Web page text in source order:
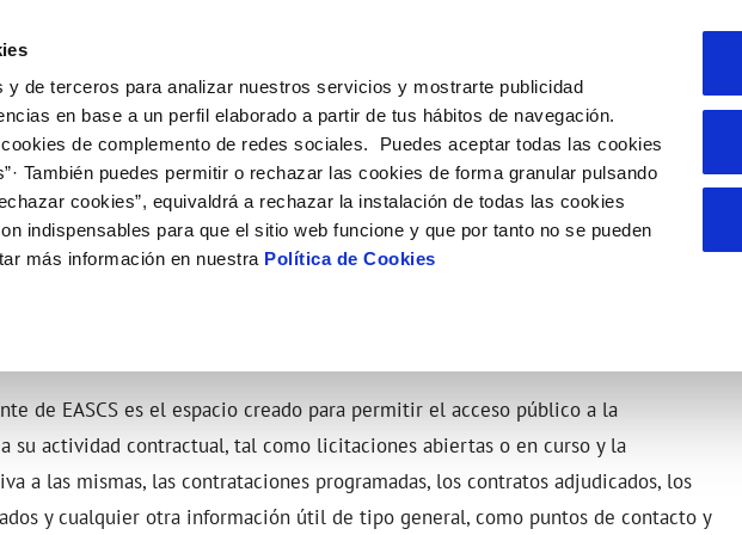
y de terceros para analizar nuestros servicios y mostrarte publicidad
en base a un perfil elaborado a partir de tus hábitos de navegación.
de complemento de redes sociales. Puedes aceptar todas las cookies
También puedes permitir o rechazar las cookies de forma granular pulsando
cookies”, equivaldrá a rechazar la instalación de todas las cookies
indispensables para que el sitio web funcione y que por tanto no se pueden
más información en nuestra Política de Cookies
de suministro
de suministro
MODIFICACIÓN DE DATOS
Actualizar datos bancarios
Actualizar datos de domicilio
VER TODAS LAS GESTIONES
Tu Servicio
AL CLIENTE
contacto
interés
COMPROMISO DE SERVICIO
Customer Counsel (Defensa del cliente)
Normativa del servicio
Tu Agua
del agua
CUIDADOS DEL AGUA
Consejos de ahorro
Depósitos comunitarios
Conócenos
CONDUCTA
DE GESTIÓN Y CERTIFICADOS
PERFIL DEL CONTRATANTE
Plataforma de contratación del sector
público
Licitaciones en curso
PORTAL DE
Nuestros compromisos
DEL SECTOR PÚBLICO
de EASCS es el espacio creado para permitir el acceso público a la
su actividad contractual, tal como licitaciones abiertas o en curso y la
a las mismas, las contrataciones programadas, los contratos adjudicados, los
y cualquier otra información útil de tipo general, como puntos de contacto y